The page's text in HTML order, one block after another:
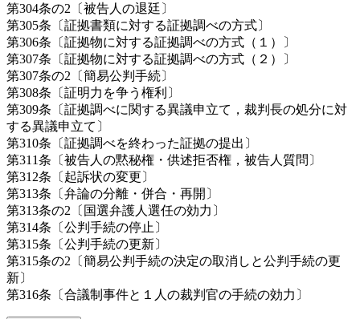
第304条の2〔被告人の退廷〕
第305条〔証拠書類に対する証拠調べの方式〕
第306条〔証拠物に対する証拠調べの方式（１）〕
第307条〔証拠物に対する証拠調べの方式（２）〕
第307条の2〔簡易公判手続〕
第308条〔証明力を争う権利〕
第309条〔証拠調べに関する異議申立て，裁判長の処分に対
する異議申立て〕
第310条〔証拠調べを終わった証拠の提出〕
第311条〔被告人の黙秘権・供述拒否権，被告人質問〕
第312条〔起訴状の変更〕
第313条〔弁論の分離・併合・再開〕
第313条の2〔国選弁護人選任の効力〕
第314条〔公判手続の停止〕
第315条〔公判手続の更新〕
第315条の2〔簡易公判手続の決定の取消しと公判手続の更
新〕
第316条〔合議制事件と１人の裁判官の手続の効力〕